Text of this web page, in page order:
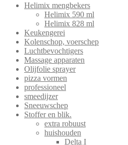
Helimix mengbekers
Helimix 590 ml
Helimix 828 ml
Keukengerei
Kolenschop, voerschep
Luchtbevochtigers
Massage apparaten
Olijfolie sprayer
pizza vormen
professioneel
smeedijzer
Sneeuwschep
Stoffer en blik.
extra robuust
huishouden
Delta I